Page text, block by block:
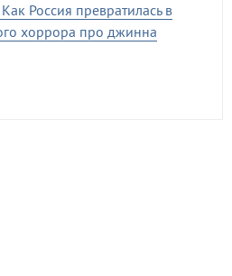
Россия превратилась в
хоррора про джинна